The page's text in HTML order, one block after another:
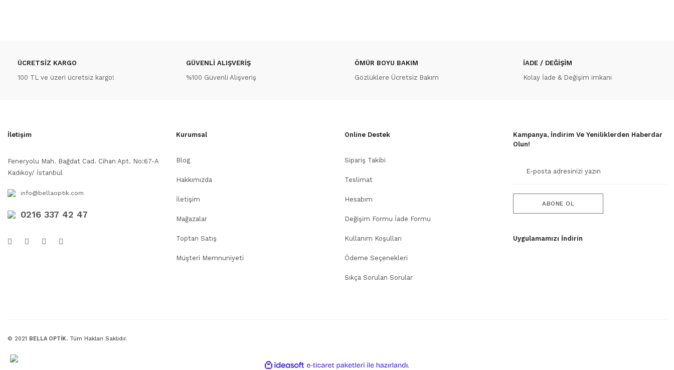
ÜCRETSİZ KARGO
100 TL ve üzeri ücretsiz kargo!
GÜVENLİ ALIŞVERİŞ
%100 Güvenli Alışveriş
ÖMÜR BOYU BAKIM
Gözlüklere Ücretsiz Bakım
İADE / DEĞİŞİM
Kolay İade & Değişim imkanı
İletişim
Feneryolu Mah. Bağdat Cad. Cihan Apt. No:67-A
Kadıköy/ İstanbul
info@bellaoptik.com
0216 337 42 47
Kurumsal
Blog
Hakkımızda
İletişim
Mağazalar
Toptan Satış
Müşteri Memnuniyeti
Online Destek
Sipariş Takibi
Teslimat
Hesabım
Değişim Formu İade Formu
Kullanım Koşulları
Ödeme Seçenekleri
Sıkça Sorulan Sorular
Kampanya, İndirim Ve Yeniliklerden Haberdar
Olun!
ABONE OL
Uygulamamızı İndirin
© 2021 BELLA OPTİK. Tüm Hakları Saklıdır.
ideasoft e-